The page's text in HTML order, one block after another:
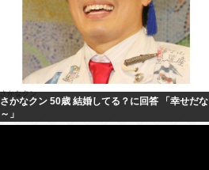
さかなクン 50歳 結婚してる？に回答 「幸せだな
～」